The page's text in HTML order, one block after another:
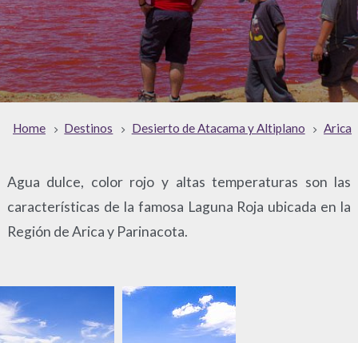
Home Destinos Desierto de Atacama y Altiplano Arica
Agua dulce, color rojo y altas temperaturas son las
características de la famosa Laguna Roja ubicada en la
Región de Arica y Parinacota.